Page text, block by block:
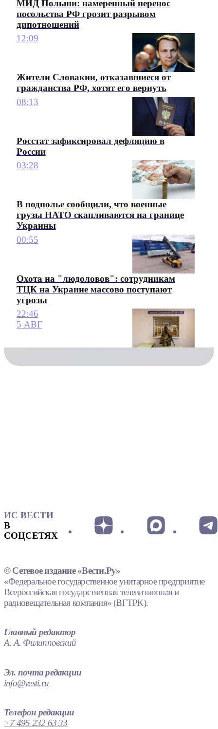
МИД Польши: намеренный перенос
посольства РФ грозит разрывом
дипотношений
12:09
Жители Словакии, отказавшиеся от
гражданства РФ, хотят его вернуть
08:13
Росстат зафиксировал дефляцию в
России
03:28
В подполье сообщили, что военные
грузы НАТО скапливаются на границе
Украины
00:55
Охота на "людоловов": сотрудникам
ТЦК на Украине массово поступают
угрозы
22:46
5 АВГ
ИС ВЕСТИ
В
СОЦСЕТЯХ
© Сетевое издание «Вести.Ру»
«Федеральное государственное унитарное предприятие
Всероссийская государственная телевизионная и
радиовещательная компания» (ВГТРК).
Главный редактор
А. А. Филипповский
Эл. почта редакции
info@vesti.ru
Телефон редакции
+7 495 232 63 33